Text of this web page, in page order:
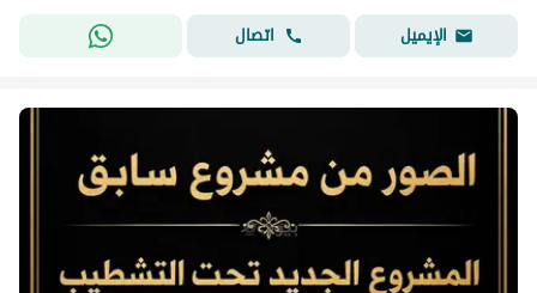
الإيميل
اتصال